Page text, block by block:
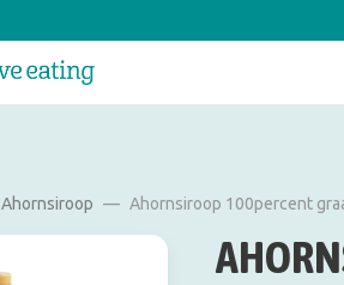
Ahornsiroop Ahornsiroop 100percent